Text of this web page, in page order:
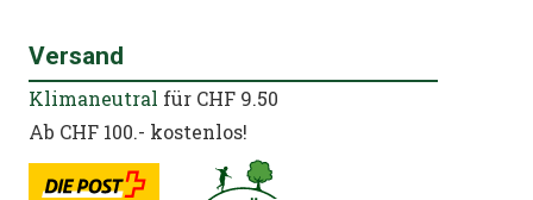
Versand
Klimaneutral für CHF 9.50
Ab CHF 100.- kostenlos!